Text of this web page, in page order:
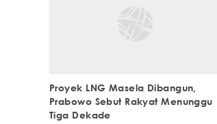
Proyek LNG Masela Dibangun,
Prabowo Sebut Rakyat Menunggu
Tiga Dekade